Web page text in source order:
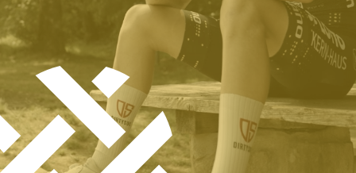
City of Differdange
Contact